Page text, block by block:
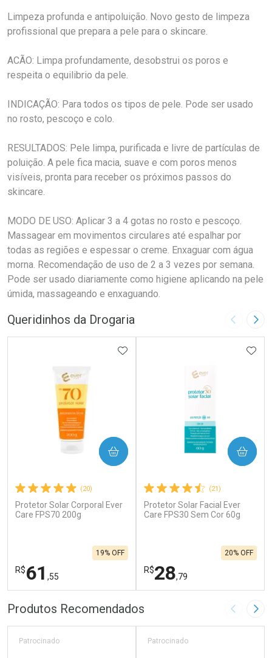
Limpeza profunda e antipoluição. Novo gesto de limpeza
profissional que prepara a pele para o skincare.
ACÃO: Limpa profundamente, desobstrui os poros e
respeita o equilibrio da pele.
INDICAÇÃO: Para todos os tipos de pele. Pode ser usado
no rosto, pescoço e colo.
RESULTADOS: Pele limpa, purificada e livre de partículas de
poluição. A pele fica macia, suave e com poros menos
visíveis, pronta para receber os próximos passos do
skincare.
MODO DE USO: Aplicar 3 a 4 gotas no rosto e pescoço.
Massagear em movimentos circulares até espalhar por
todas as regiões e espessar o creme. Enxaguar com água
morna. Recomendação de uso de 2 a 3 vezes por semana.
Pode ser usado diariamente como higiene aplicando na pele
úmida, massageando e enxaguando.
Queridinhos da Drogaria Imagem
(20)
Protetor Solar Corporal Ever
Care FPS70 200g
R$61 ,55
19% OFF
ADICIONAR AOS FAVORITOS
COMPRAR
FECHAR
Laboratório
FECHAR
Por Menos
(21)
Protetor Solar Facial Ever
Care FPS30 Sem Cor 60g
R$28,79
20% OFF
COMPRAR
Laboratório
Por Menos
Produtos Recomendados Imagem
Patrocinado Patrocinado